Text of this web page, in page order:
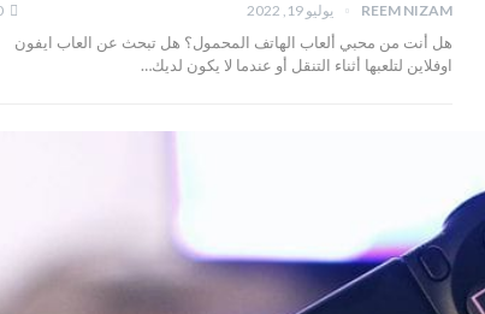
REEM NIZAM يوليو 19, 2022
هل أنت من محبي ألعاب الهاتف المحمول؟ هل تبحث عن العاب ايفون
اوفلاين لتلعبها أثناء التنقل أو عندما لا يكون لديك…